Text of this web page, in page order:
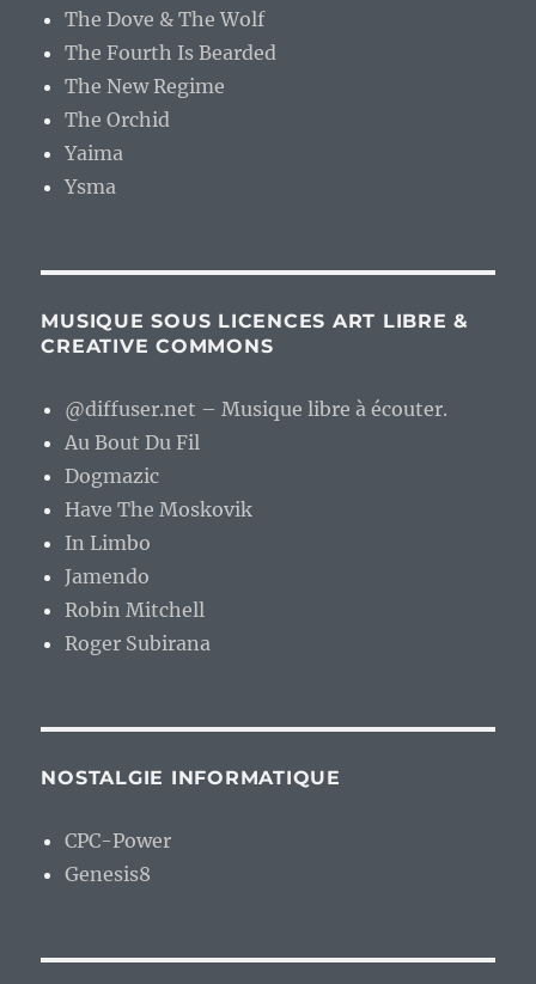
The Dove & The Wolf
The Fourth Is Bearded
The New Regime
The Orchid
Yaima
Ysma
MUSIQUE SOUS LICENCES ART LIBRE &
CREATIVE COMMONS
@diffuser.net – Musique libre à écouter.
Au Bout Du Fil
Dogmazic
Have The Moskovik
In Limbo
Jamendo
Robin Mitchell
Roger Subirana
NOSTALGIE INFORMATIQUE
CPC-Power
Genesis8